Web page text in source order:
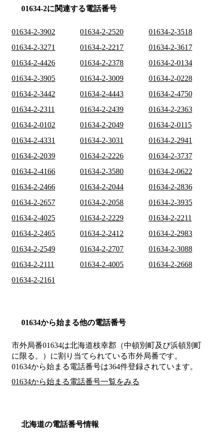
01634-2に関連する電話番号
01634-2-3902 01634-2-2520
01634-2-3518
01634-2-3271
01634-2-2217
01634-2-3617
01634-2-4426
01634-2-2378
01634-2-0134
01634-2-3905
01634-2-3009
01634-2-0228
01634-2-3442
01634-2-4443
01634-2-4750
01634-2-2311
01634-2-2439
01634-2-2363
01634-2-0102
01634-2-2049
01634-2-0115
01634-2-4331
01634-2-3031
01634-2-2941
01634-2-2039
01634-2-2226
01634-2-3737
01634-2-4166
01634-2-3580
01634-2-0622
01634-2-2466
01634-2-2044
01634-2-2836
01634-2-2657
01634-2-2058
01634-2-3935
01634-2-4025
01634-2-2229
01634-2-2211
01634-2-2465
01634-2-2412
01634-2-2983
01634-2-2549
01634-2-2707
01634-2-3088
01634-2-2111
01634-2-4005
01634-2-2668
01634-2-2161
01634から始まる他の電話番号
市外局番01634は北海道枝幸郡（中頓別町及び浜頓別町
に限る。） に割り当てられている市外局番です。
01634から始まる電話番号は364件登録されています。
01634から始まる電話番号一覧をみる
北海道の電話番号情報